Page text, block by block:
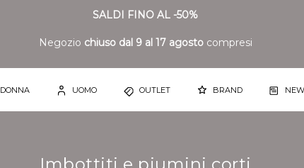
SALDI FINO AL -50%
Negozio chiuso dal 9 al 17 agosto compresi
DONNA UOMO OUTLET BRAND